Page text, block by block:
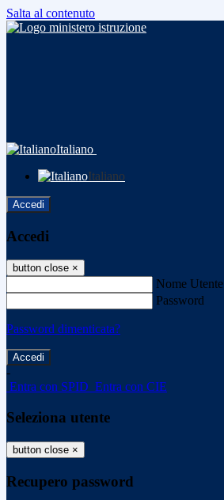
Salta al contenuto
Italiano
Italiano
Accedi
Accedi
button close ×
Nome Utente
Password
Password dimenticata?
-
Entra con SPID Entra con CIE
Seleziona utente
button close ×
Recupero password